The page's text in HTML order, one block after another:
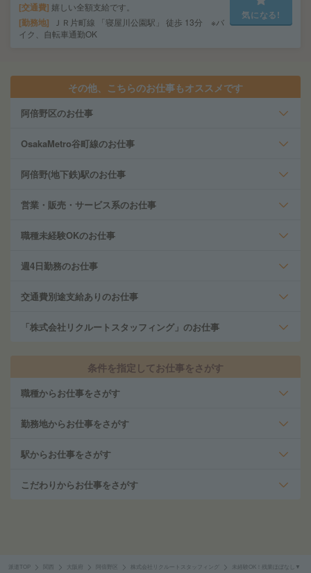
交通費 嬉しい全額支給です。
勤務地
ＪＲ片町線 「寝屋川公園駅」 徒歩 13分 ※バ
イク、自転車通勤OK
気になる!
その他、こちらのお仕事もオススメです
阿倍野区のお仕事
OsakaMetro谷町線のお仕事
阿倍野(地下鉄)駅のお仕事
営業・販売・サービス系のお仕事
職種未経験OKのお仕事
週4日勤務のお仕事
交通費別途支給ありのお仕事
「株式会社リクルートスタッフィング」のお仕事
条件を指定してお仕事をさがす
職種からお仕事をさがす
勤務地からお仕事をさがす
駅からお仕事をさがす
こだわりからお仕事をさがす
派遣TOP 大阪府 阿倍野区 株式会社リクルートスタッフィング 未経験OK！残業ほぼなし▼